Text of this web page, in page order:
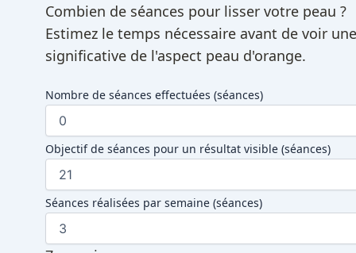
Combien de séances pour lisser votre peau ?
Estimez le temps nécessaire avant de voir
significative de l'aspect peau d'orange.
Nombre de séances effectuées (séances)
Objectif de séances pour un résultat visible(séances)
Séances réalisées par semaine(séances)